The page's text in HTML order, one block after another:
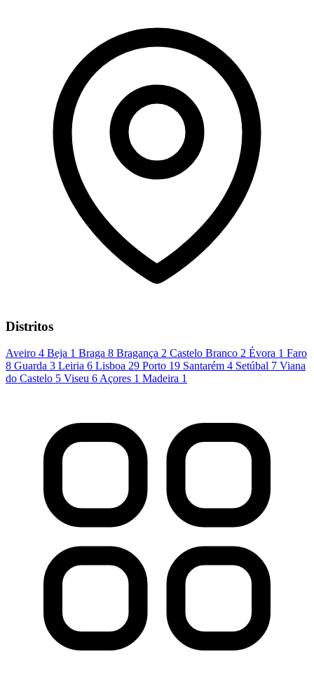
Distritos
Aveiro 4 Beja 1 Braga 8 Bragança 2 Castelo Branco 2 Évora 1 Faro
8 Guarda 3 Leiria 6 Lisboa 29 Porto 19 Santarém 4 Setúbal 7 Viana
do Castelo 5 Viseu 6 Açores 1 Madeira 1